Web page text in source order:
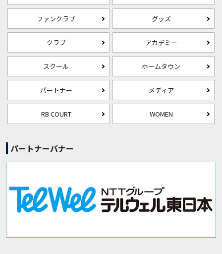
ファンクラブ グッズ
クラブ アカデミー
スクール ホームタウン
パートナー メディア
RB COURT WOMEN
パートナーバナー